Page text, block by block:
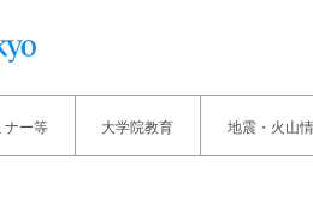
ナー等 大学院教育 地震・火山